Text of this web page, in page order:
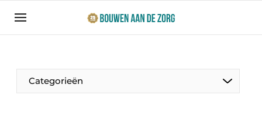
Aanmelden
Bedrijven
Bouwen aan de Zorg | Vakblad over bouw en
Categorieën